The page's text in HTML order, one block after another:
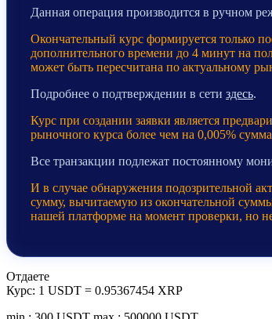
Данная операция производится в ручном
Окончательный курс формируется только
дополнительного времени до 4 минут на
может быть пересчитана по актуальному
Подробнее о подтверждении в сети здесь.
Курс при создании заявки является
рыночного курса более чем на 0,005%
Все транзакции подлежат постоянному
И в случае обнаружения подозрительной
сумму, вычитаемую из окончательной
нашей платформе на момент проверки, но
Отдаете
Курс: 1 USDT = 0.95367454 XRP